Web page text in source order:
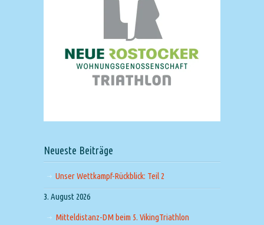
Neueste Beiträge
Unser Wettkampf-Rückblick: Teil 2
3. August 2026
Mitteldistanz-DM beim 5. VikingTriathlon